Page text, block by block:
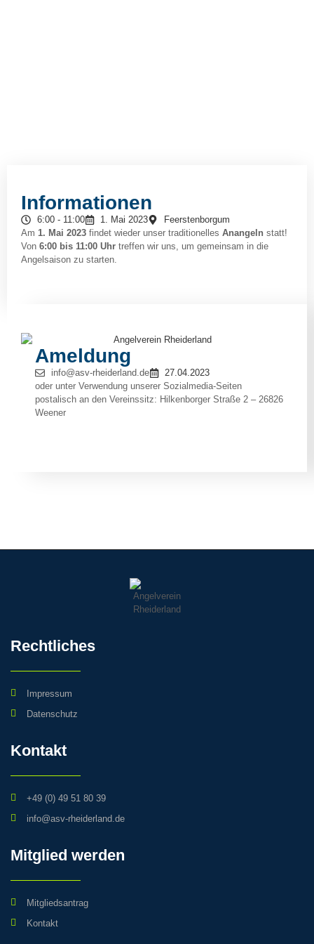
Informationen
6:00 - 11:00 1. Mai 2023
Feerstenborgum
Am 1. Mai 2023 findet wieder unser traditionelles Anangeln statt!
Von 6:00 bis 11:00 Uhr treffen wir uns, um gemeinsam in die
Angelsaison zu starten.
Ameldung
info@asv-rheiderland.de
27.04.2023
oder unter Verwendung unserer Sozialmedia-Seiten
postalisch an den Vereinssitz: Hilkenborger Straße 2 – 26826
Weener
Rechtliches
Impressum
Datenschutz
Kontakt
+49 (0) 49 51 80 39
info@asv-rheiderland.de
Mitglied werden
Mitgliedsantrag
Kontakt